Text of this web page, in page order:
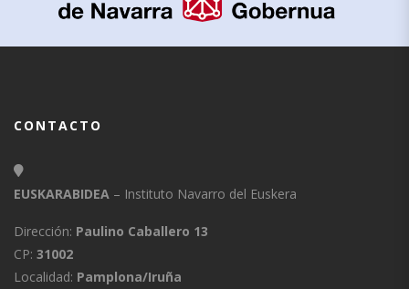
CONTACTO
EUSKARABIDEA – Instituto Navarro del Euskera
Dirección: Paulino Caballero 13
CP: 31002
Localidad: Pamplona/Iruña